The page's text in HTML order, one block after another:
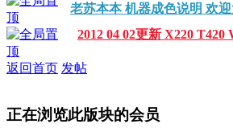
老苏本本 机器成色说明 欢
2012 04 02更新 X220
返回首页 发帖
正在浏览此版块的会员